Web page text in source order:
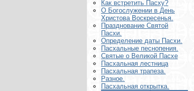
Как встретить Пасху?
О Богослужении в День
Христова Воскресенья.
Празднование Святой
Пасхи.
Определение даты Пасхи.
Пасхальные песнопения.
Святые о Великой Пасхе
Пасхальная лестница
Пасхальная трапеза.
Разное.
Пасхальная открытка.